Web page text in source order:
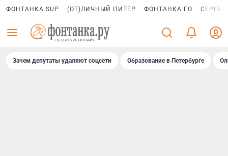
ФОНТАНКА SUP (ОТ)ЛИЧНЫЙ ПИТЕР ФОНТАНКА ГО
Зачем депутаты удаляют соцсети Образование в Петербурге